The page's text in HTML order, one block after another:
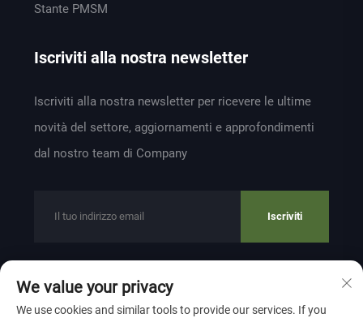
Stante PMSM
Iscriviti alla nostra newsletter
Iscriviti alla nostra newsletter per ricevere le ultime
novità del settore, aggiornamenti e approfondimenti
dal nostro team di Company
Iscriviti
Copyright © 2024 by ZHEJIANG WEIYU VENTILATION
ELECTROMECHANICAL CO.,LTD
Privacy Policy
We value your privacy
We use cookies and similar tools to provide our services. If you